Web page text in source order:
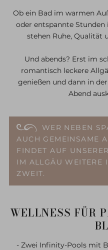
Ob ein Bad im warmen
oder entspannte Stunden
stehen Ruhe, Qualität
Und abends? Erst im
romantisch leckere
genießen und dann in
Abend
WER NEBEN
AUCH GEMEINSAME
FINDET AUF
IM ALLGÄU WEITERE
ZWEIT.
WELLNESS FÜR
- Zwei Infinity-Pools mit